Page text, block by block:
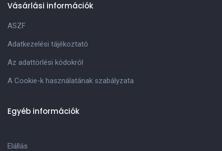
Vásárlási információk
ASZF
Adatkezelési tájékoztató
Az adattörlési kódokról
A Cookie-k használatának szabályzata
Egyéb információk
Elállás